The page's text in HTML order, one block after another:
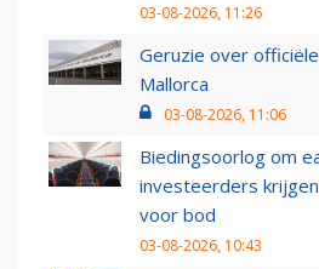
03-08-2026, 11:26
Geruzie over
Mallorca
03-08-2026, 11:06
Biedingsoorlog om
investeerders
voor bod
03-08-2026, 10:43